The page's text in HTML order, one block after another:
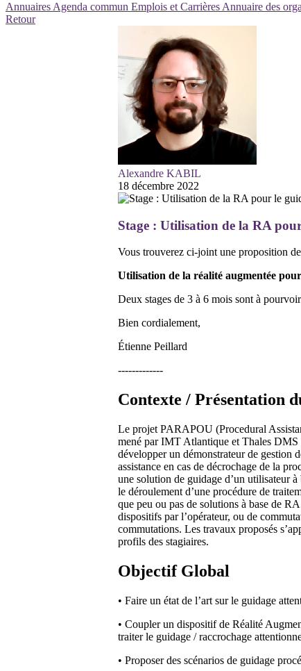
Annuaires Agenda commun Emplois et Carrières Annuaire des
Retour
Alexandre KABIL
18 décembre 2022
Stage : Utilisation de la RA
Vous trouverez ci-joint une proposition
Utilisation de la réalité augmentée
Deux stages de 3 à 6 mois sont à
Bien cordialement,
Étienne Peillard
-------------
Contexte / Présentation
Le projet PARAPOU (Procedural
mené par IMT Atlantique et Thales DMS
développer un démonstrateur de gestion
assistance en cas de décrochage de la
une solution de guidage d’un utilisateur
le déroulement d’une procédure de
que peu ou pas de solutions à base de
dispositifs par l’opérateur, ou de
commutations. Les travaux proposés
profils des stagiaires.
Objectif Global
• Faire un état de l’art sur le guidage
• Coupler un dispositif de Réalité
traiter le guidage / raccrochage
• Proposer des scénarios de guidage